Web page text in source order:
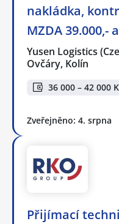
nakládka,
MZDA 39.000,-
Yusen Logistics
Ovčáry, Kolín
36 000 – 42 000
Zveřejněno: 4. srpna
Přijímací